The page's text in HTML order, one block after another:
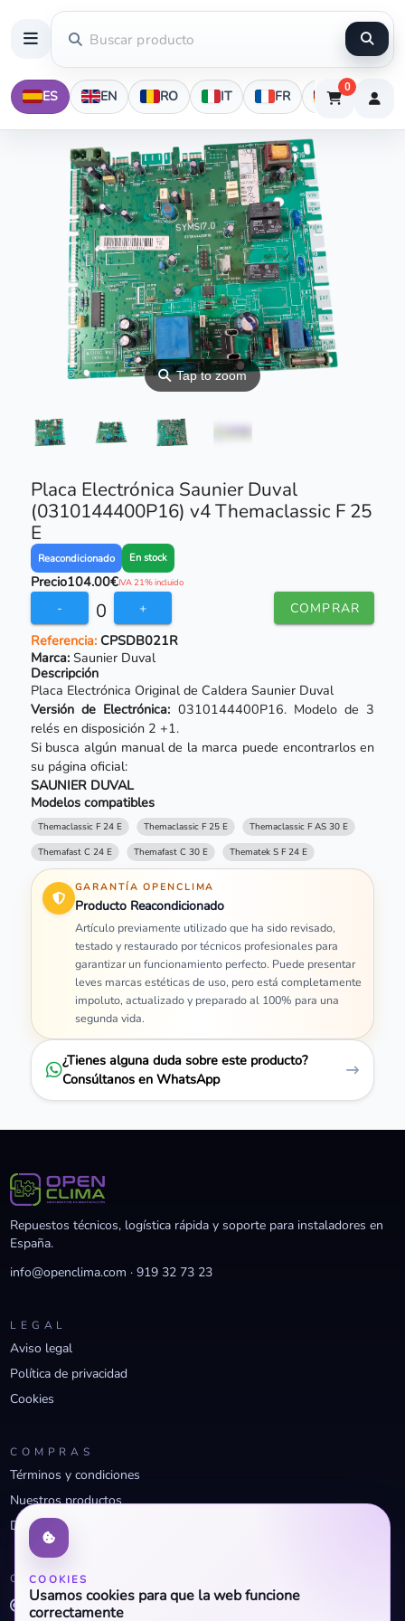
ES EN RO IT FR DE
0
⚲Tap to zoom
Placa Electrónica Saunier Duval
(0310144400P16) v4 Themaclassic F 25
E
Reacondicionado En stock
Precio104.00€IVA 21% incluido
- 0 + COMPRAR
Referencia:CPSDB021R
Marca: Saunier Duval
Descripción
Placa Electrónica Original de Caldera Saunier Duval
Versión de Electrónica: 0310144400P16. Modelo de 3
relés en disposición 2 +1.
Si busca algún manual de la marca puede encontrarlos en
su página oficial:
SAUNIER DUVAL
Modelos compatibles
Themaclassic F 24 E Themaclassic F 25 E
Themaclassic F AS 30 E
Themafast C 24 E
Themafast C 30 E Thematek S F 24 E
GARANTÍA OPENCLIMA
Producto Reacondicionado
Artículo previamente utilizado que ha sido revisado,
testado y restaurado por técnicos profesionales para
garantizar un funcionamiento perfecto. Puede presentar
leves marcas estéticas de uso, pero está completamente
impoluto, actualizado y preparado al 100% para una
segunda vida.
¿Tienes alguna duda sobre este producto?
Consúltanos en WhatsApp
COOKIES
Usamos cookies para que la web funcione
correctamente
Repuestos técnicos, logística rápida y soporte para instaladores en
España.
info@openclima.com ·919 32 73 23
LEGAL
Aviso legal
Política de privacidad
Cookies
COMPRAS
Términos y condiciones
Nuestros productos
Descuentos profesionales
CONTACTO
info@openclima.com